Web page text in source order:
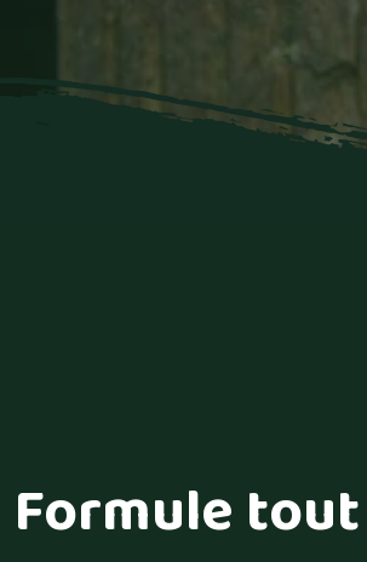
Formule